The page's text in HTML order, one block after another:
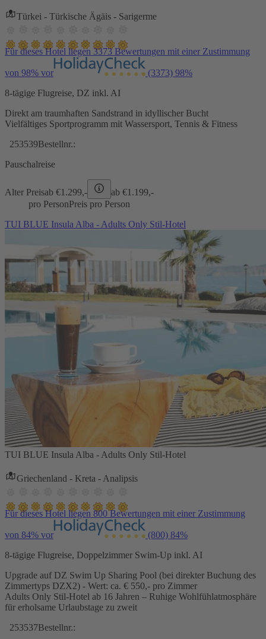
Türkei - Türkische Ägäis - Sarigerme
Für dieses Hotel liegen 3373 Bewertungen mit einer Zustimmung
von 98% vor (3373) 98%
8-tägige Flugreise, DZ inkl. AI
Direkt am traumhaften Sandstrand in idyllischer Bucht
Vielfältiges Sportprogramm mit Wassersport, Tennis & Fitness
253539Bestellnr.:
Pauschalreise
Alter Preisab €1.299,- ab €1.199,-
pro PersonPreis pro Person
TUI BLUE Insula Alba - Adults Only Stil-Hotel
TUI BLUE Insula Alba - Adults Only Stil-Hotel
Griechenland - Kreta - Analipsis
Für dieses Hotel liegen 800 Bewertungen mit einer Zustimmung
von 84% vor (800) 84%
8-tägige Flugreise, Doppelzimmer Swim-Up inkl. AI
Upgrade auf DZ Swim Up Sharing Pool (bei direkter Buchung des
Zimmertyps DZX2) - Wert: ca. € 550,- pro Zimmer
Adults Only Stil-Hotel ab 16 Jahren – Ruhige Wohlfühlatmosphäre
für erholsame Urlaubstage zu zweit
253537Bestellnr.: